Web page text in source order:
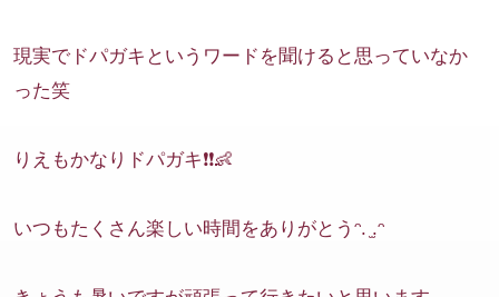
現実でドパガキというワードを聞けると思っていなか
った笑
りえもかなりドパガキ❗️❗️👶
いつもたくさん楽しい時間をありがとうᵔ. ̫.ᵔ